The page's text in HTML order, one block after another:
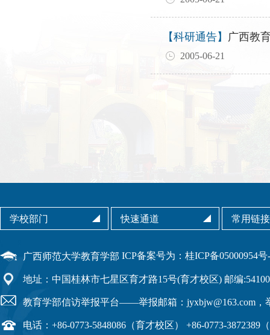
【科研通告】 广西教
2005-06-21
广西师范大学教育学部 ICP备案号为：桂ICP备05000954号
地址：中国桂林市七星区育才路15号(育才校区) 邮编
教育学部信访举报平台——举报邮箱：jyxbjw@163.com，
电话：+86-0773-5848086（育才校区） +86-0773-3872389